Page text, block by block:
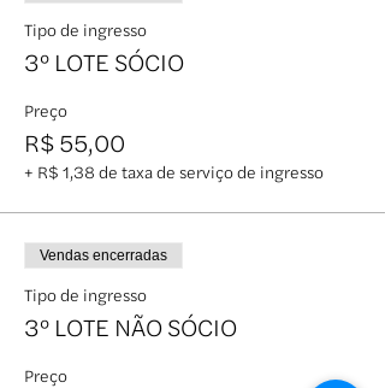
Tipo de ingresso
3º LOTE SÓCIO
Preço
R$ 55,00
+ R$ 1,38 de taxa de serviço de ingresso
Vendas encerradas
Tipo de ingresso
3º LOTE NÃO SÓCIO
Preço